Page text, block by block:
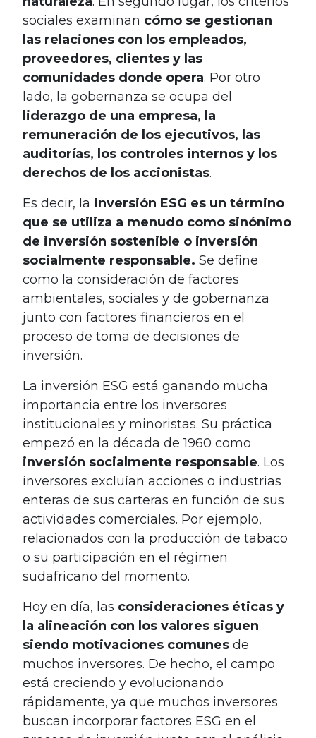
sociales examinan cómo se gestionan
las relaciones con los empleados,
proveedores, clientes y las
comunidades donde opera. Por otro
lado, la gobernanza se ocupa del
liderazgo de una empresa, la
remuneración de los ejecutivos, las
auditorías, los controles internos y los
derechos de los accionistas.
Es decir, la inversión ESG es un término
que se utiliza a menudo como sinónimo
de inversión sostenible o inversión
socialmente responsable. Se define
como la consideración de factores
ambientales, sociales y de gobernanza
junto con factores financieros en el
proceso de toma de decisiones de
inversión.
La inversión ESG está ganando mucha
importancia entre los inversores
institucionales y minoristas. Su práctica
empezó en la década de 1960 como
inversión socialmente responsable. Los
inversores excluían acciones o industrias
enteras de sus carteras en función de sus
actividades comerciales. Por ejemplo,
relacionados con la producción de tabaco
o su participación en el régimen
sudafricano del momento.
Hoy en día, las consideraciones éticas y
la alineación con los valores siguen
siendo motivaciones comunes de
muchos inversores. De hecho, el campo
está creciendo y evolucionando
rápidamente, ya que muchos inversores
buscan incorporar factores ESG en el